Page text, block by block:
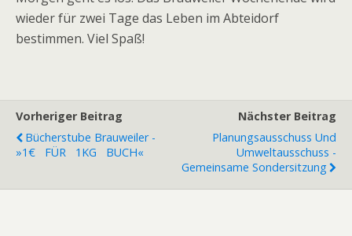
wieder für zwei Tage das Leben im Abteidorf
bestimmen. Viel Spaß!
Vorheriger Beitrag
Bücherstube Brauweiler -
»1€ FÜR 1KG BUCH«
Nächster Beitrag
Planungsausschuss Und
Umweltausschuss -
Gemeinsame Sondersitzung